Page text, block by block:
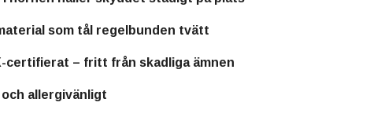
som tål regelbunden tvätt
certifierat – fritt från skadliga ämnen
allergivänligt